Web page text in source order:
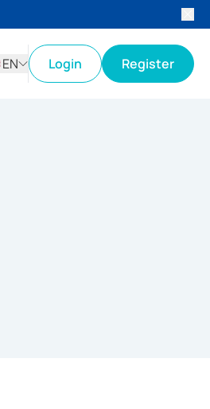
EN
Login Register